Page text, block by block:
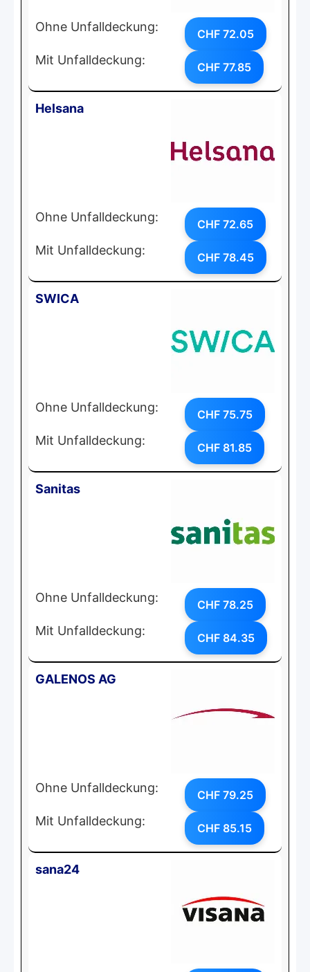
Ohne Unfalldeckung: CHF 72.05
Mit Unfalldeckung: CHF 77.85
Helsana
Ohne Unfalldeckung: CHF 72.65
Mit Unfalldeckung: CHF 78.45
SWICA
Ohne Unfalldeckung: CHF 75.75
Mit Unfalldeckung: CHF 81.85
Sanitas
Ohne Unfalldeckung: CHF 78.25
Mit Unfalldeckung: CHF 84.35
GALENOS AG
Ohne Unfalldeckung: CHF 79.25
Mit Unfalldeckung: CHF 85.15
sana24